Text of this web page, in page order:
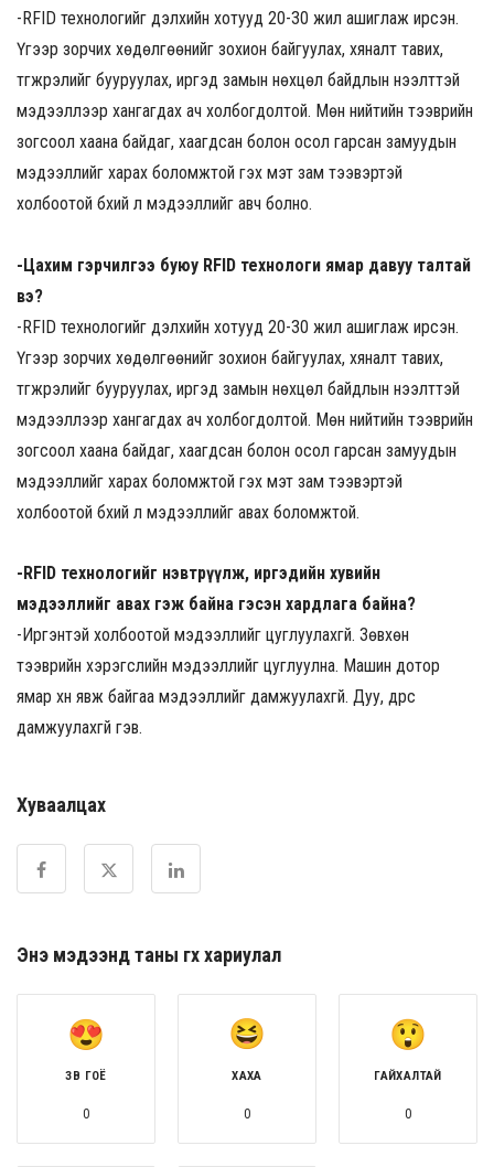
-RFID технологийг дэлхийн хотууд 20-30 жил ашиглаж ирсэн.
Үүгээр зорчих хөдөлгөөнийг зохион байгуулах, хяналт тавих,
түгжрэлийг бууруулах, иргэд замын нөхцөл байдлын нээлттэй
мэдээллээр хангагдах ач холбогдолтой. Мөн нийтийн тээврийн
зогсоол хаана байдаг, хаагдсан болон осол гарсан замуудын
мэдээллийг харах боломжтой гэх мэт зам тээвэртэй
холбоотой бүхий л мэдээллийг авч болно.
-Цахим гэрчилгээ буюу RFID технологи ямар давуу талтай
вэ?
-RFID технологийг дэлхийн хотууд 20-30 жил ашиглаж ирсэн.
Үүгээр зорчих хөдөлгөөнийг зохион байгуулах, хяналт тавих,
түгжрэлийг бууруулах, иргэд замын нөхцөл байдлын нээлттэй
мэдээллээр хангагдах ач холбогдолтой. Мөн нийтийн тээврийн
зогсоол хаана байдаг, хаагдсан болон осол гарсан замуудын
мэдээллийг харах боломжтой гэх мэт зам тээвэртэй
холбоотой бүхий л мэдээллийг авах боломжтой.
-RFID технологийг нэвтрүүлж, иргэдийн хувийн
мэдээллийг авах гэж байна гэсэн хардлага байна?
-Иргэнтэй холбоотой мэдээллийг цуглуулахгүй. Зөвхөн
тээврийн хэрэгслийн мэдээллийг цуглуулна. Машин дотор
ямар хүн явж байгаа мэдээллийг дамжуулахгүй. Дуу, дүрс
дамжуулахгүй гэв.
Хуваалцах
Энэ мэдээнд таны өгөх хариулал
ЗӨВ ГОЁ
0
ХАХА
0
ГАЙХАЛТАЙ
0